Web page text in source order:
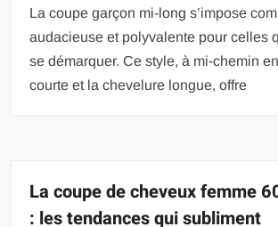
La coupe garçon mi-long s’impose
audacieuse et polyvalente pour celles
se démarquer. Ce style, à mi-chemin
courte et la chevelure longue, offre
La coupe de cheveux femme
: les tendances qui subliment